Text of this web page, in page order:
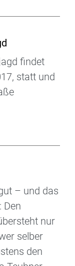
findet
statt und
– und das
Den
nur
selber
den